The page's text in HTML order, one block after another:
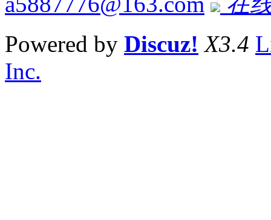
Powered by Discuz! X3.4
Inc.